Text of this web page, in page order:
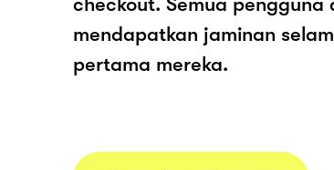
mendapatkan jaminan
pertama mereka.